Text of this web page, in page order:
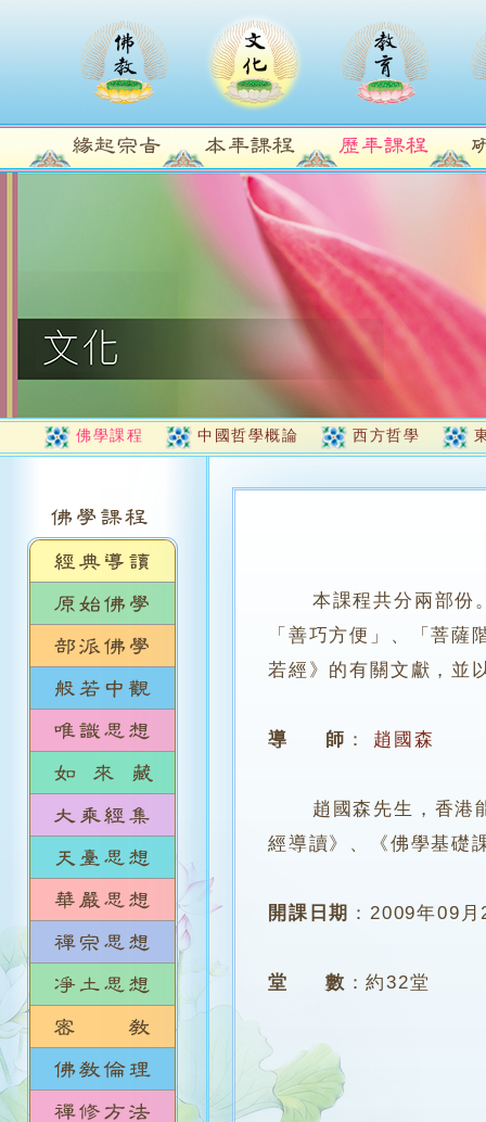
佛學課程 中國哲學概論 西方哲學
本課程共分兩部份
「善巧方便」、「菩
若經》的有關文獻，並
導 師 ： 趙國森
趙國森先生，香港能
經導讀》、《佛學基礎
開課日期 ：2009年09月
堂 數 ：約32堂